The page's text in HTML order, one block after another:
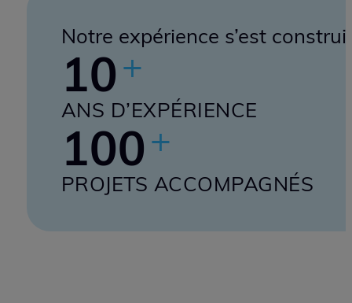
technicien(ne)s aux spécialités
complémentaires, proches du
terrain, passionnée par les
systèmes mécatroniques et les
innovations technologiques,
met ses compétences
techniques et son expérience